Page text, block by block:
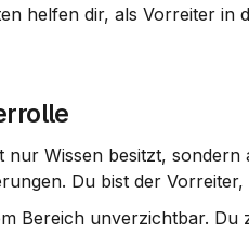
helfen dir, als Vorreiter in
Wissen besitzt,
Du bist der
Bereich unverzichtbar.